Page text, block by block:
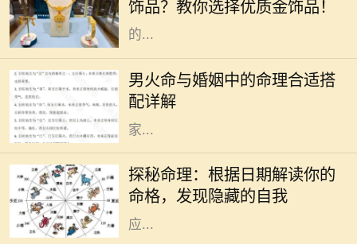
饰品？教你选择优质金饰品！
的命理中都有其主导的元素。有些人
的...
男火命与婚姻中的命理合适搭
配详解
命理学在中国传统文化中占据着重要
的地位，尤其是在婚姻选择上。对于
男火命来说，选择合适的命理搭配非
常关键，这可以影响到感情的和谐与
家...
探秘命理：根据日期解读你的
命格，发现隐藏的自我
在中国传统文化中，命理学作为一门
古老的学问，深受人们的关注。每个
人的生辰八字、出生日期，都会对其
命格产生显著的影响。不同的日期对
应...
在现代社会中，越来越多的人开始关